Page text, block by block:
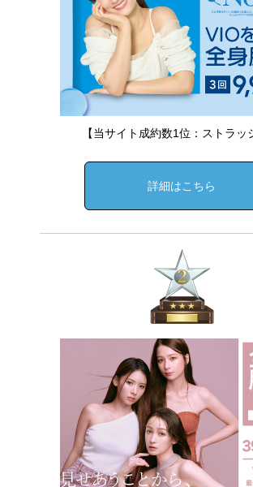
【当サイト成約数1位：ストラッ
詳細はこちら